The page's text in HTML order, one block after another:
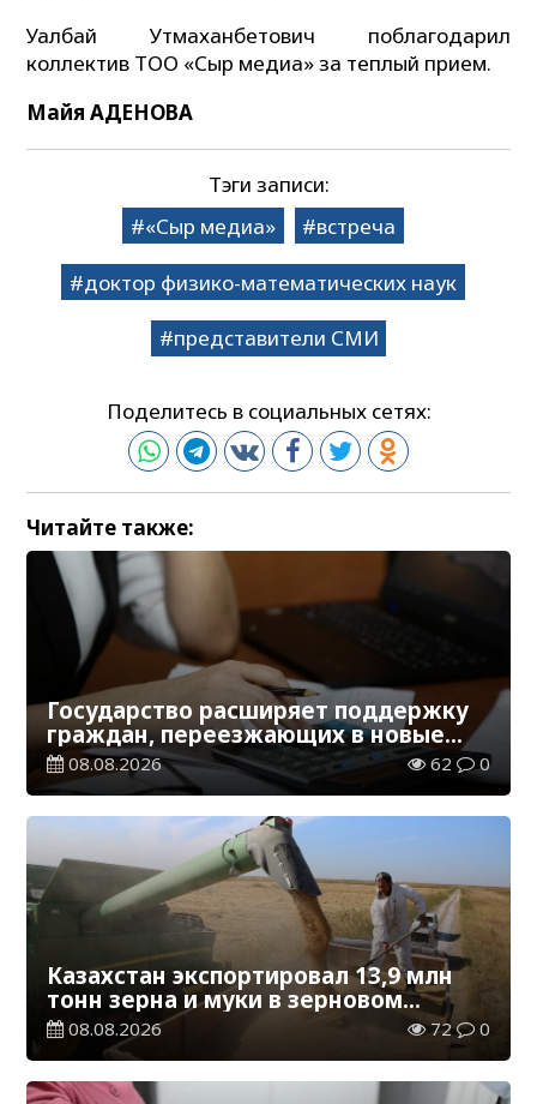
Уалбай Утмаханбетович поблагодарил
коллектив ТОО «Сыр медиа» за теплый прием.
Майя АДЕНОВА
Тэги записи:
«Сыр медиа»
встреча
доктор физико-математических наук
представители СМИ
Поделитесь в социальных сетях:
Читайте также:
Государство расширяет поддержку
граждан, переезжающих в новые
регионы для работы
08.08.2026 62 0
Казахстан экспортировал 13,9 млн
тонн зерна и муки в зерновом
эквиваленте
08.08.2026 72 0